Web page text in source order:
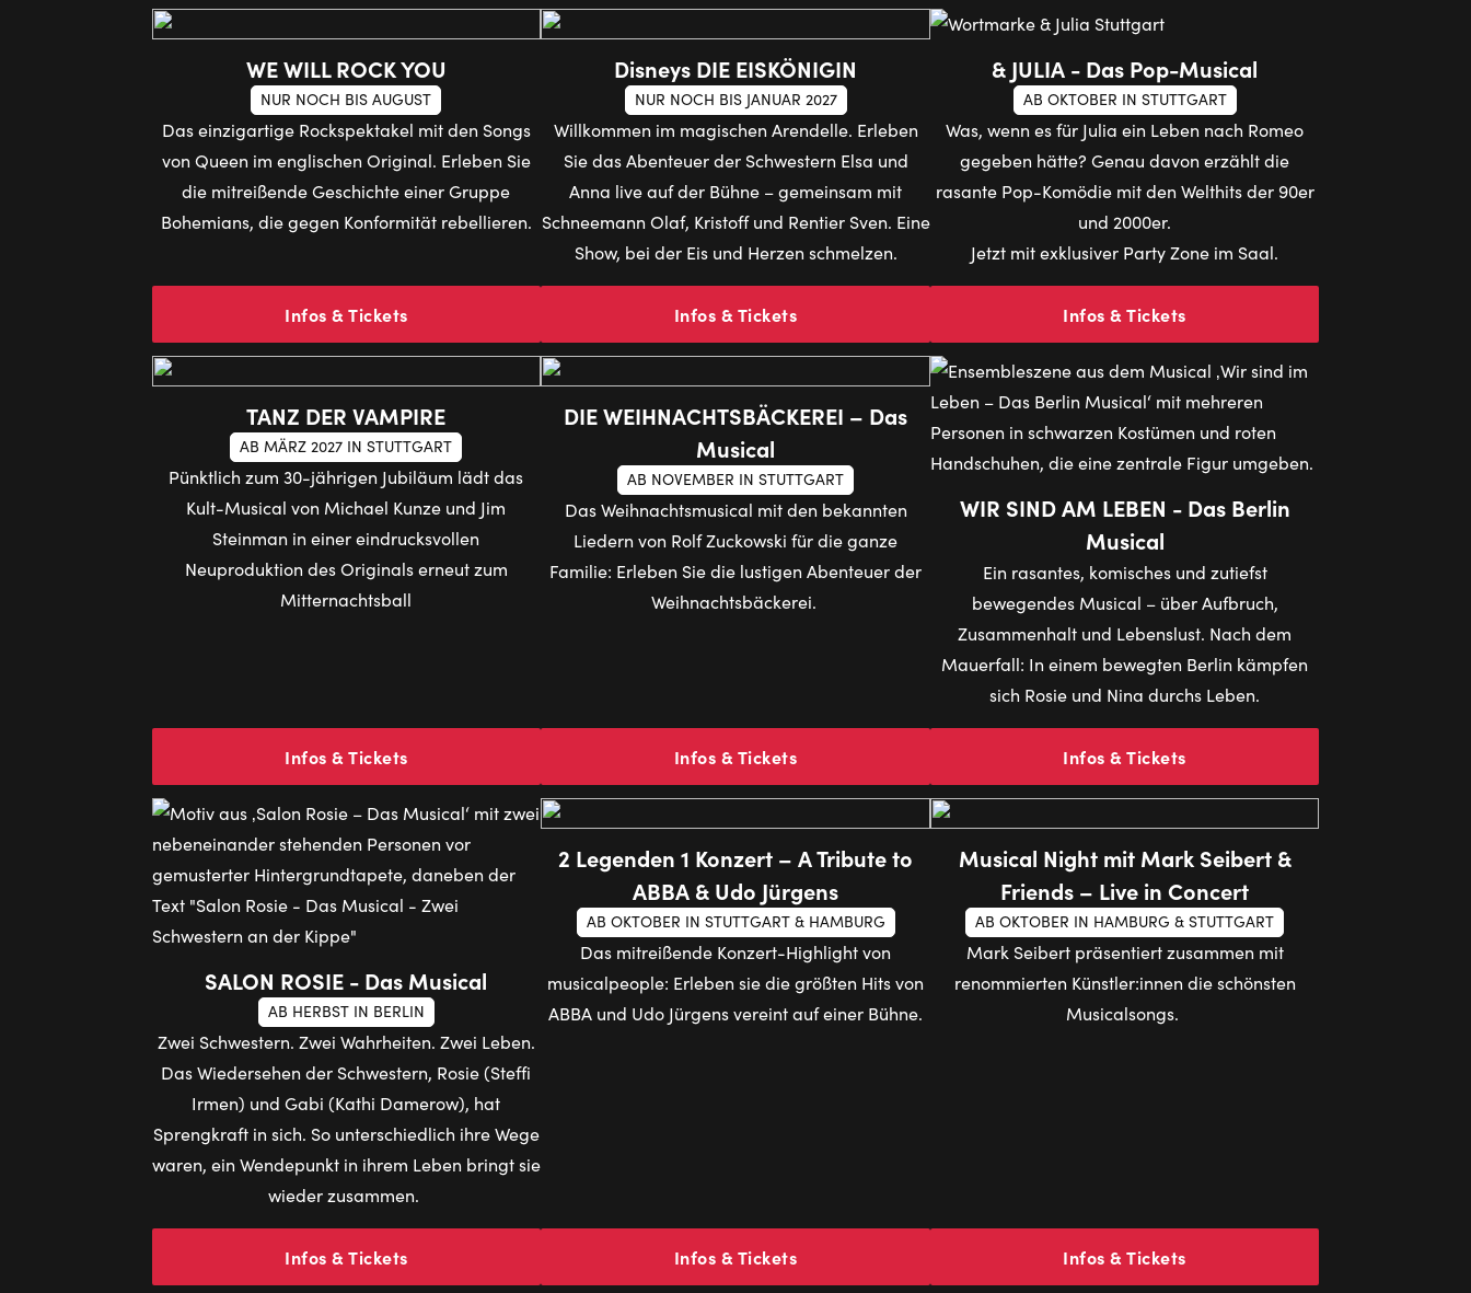
WE WILL ROCK YOU
NUR NOCH BIS AUGUST
Das einzigartige Rockspektakel mit den Songs
von Queen im englischen Original. Erleben Sie
die mitreißende Geschichte einer Gruppe
Bohemians, die gegen Konformität rebellieren.
Infos & Tickets
Disneys DIE EISKÖNIGIN
NUR NOCH BIS JANUAR 2027
Willkommen im magischen Arendelle. Erleben
Sie das Abenteuer der Schwestern Elsa und
Anna live auf der Bühne – gemeinsam mit
Schneemann Olaf, Kristoff und Rentier Sven. Eine
Show, bei der Eis und Herzen schmelzen.
Infos & Tickets
& JULIA - Das Pop-Musical
AB OKTOBER IN STUTTGART
Was, wenn es für Julia ein Leben nach Romeo
gegeben hätte? Genau davon erzählt die
rasante Pop-Komödie mit den Welthits der 90er
und 2000er.
Jetzt mit exklusiver Party Zone im Saal.
Infos & Tickets
TANZ DER VAMPIRE
AB MÄRZ 2027 IN STUTTGART
Pünktlich zum 30-jährigen Jubiläum lädt das
Kult-Musical von Michael Kunze und Jim
Steinman in einer eindrucksvollen
Neuproduktion des Originals erneut zum
Mitternachtsball
Infos & Tickets
DIE WEIHNACHTSBÄCKEREI – Das
Musical
AB NOVEMBER IN STUTTGART
Das Weihnachtsmusical mit den bekannten
Liedern von Rolf Zuckowski für die ganze
Familie: Erleben Sie die lustigen Abenteuer der
Weihnachtsbäckerei.
Infos & Tickets
WIR SIND AM LEBEN - Das Berlin
Musical
Ein rasantes, komisches und zutiefst
bewegendes Musical – über Aufbruch,
Zusammenhalt und Lebenslust. Nach dem
Mauerfall: In einem bewegten Berlin kämpfen
sich Rosie und Nina durchs Leben.
Infos & Tickets
SALON ROSIE - Das Musical
AB HERBST IN BERLIN
Zwei Schwestern. Zwei Wahrheiten. Zwei Leben.
Das Wiedersehen der Schwestern, Rosie (Steffi
Irmen) und Gabi (Kathi Damerow), hat
Sprengkraft in sich. So unterschiedlich ihre Wege
waren, ein Wendepunkt in ihrem Leben bringt sie
wieder zusammen.
Infos & Tickets
2 Legenden 1 Konzert – A Tribute to
ABBA & Udo Jürgens
AB OKTOBER IN STUTTGART & HAMBURG
Das mitreißende Konzert-Highlight von
musicalpeople: Erleben sie die größten Hits von
ABBA und Udo Jürgens vereint auf einer Bühne.
Infos & Tickets
Musical Night mit Mark Seibert &
Friends – Live in Concert
AB OKTOBER IN HAMBURG & STUTTGART
Mark Seibert präsentiert zusammen mit
renommierten Künstler:innen die schönsten
Musicalsongs.
Infos & Tickets